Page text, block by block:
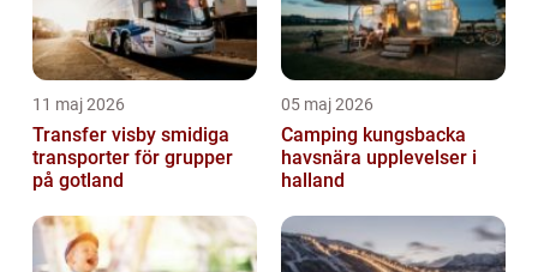
11 maj 2026
Transfer visby smidiga
transporter för grupper
på gotland
05 maj 2026
Camping kungsbacka
havsnära upplevelser i
halland